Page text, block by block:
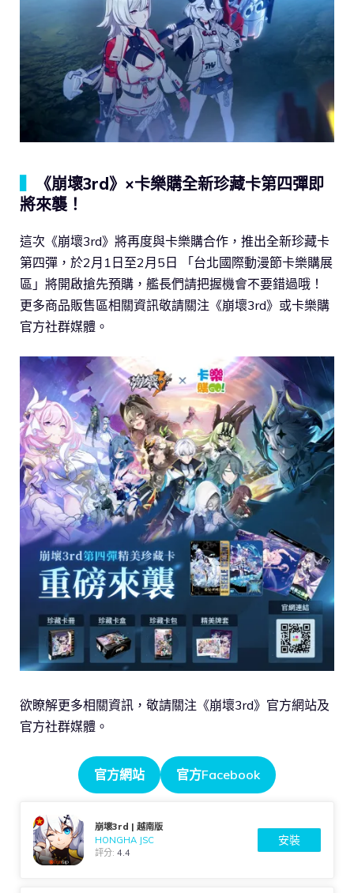
《崩壞3rd》×卡樂購全新珍藏卡第四彈即
將來襲！
這次《崩壞3rd》將再度與卡樂購合作，推出全新珍藏卡
第四彈，於2月1日至2月5日 「台北國際動漫節卡樂購展
區」將開啟搶先預購，艦長們請把握機會不要錯過哦！
更多商品販售區相關資訊敬請關注《崩壞3rd》或卡樂購
官方社群媒體。
欲瞭解更多相關資訊，敬請關注《崩壞3rd》官方網站及
官方社群媒體。
官方網站 官方Facebook
崩壞3rd | 越南版
HONGHA JSC
評分:4.4
安裝